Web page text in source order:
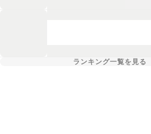
ランキング一覧を見る